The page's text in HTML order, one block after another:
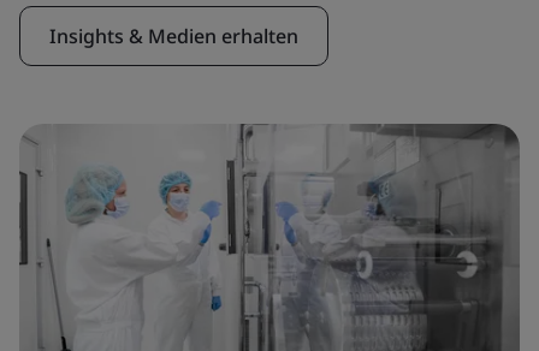
Insights & Medien erhalten